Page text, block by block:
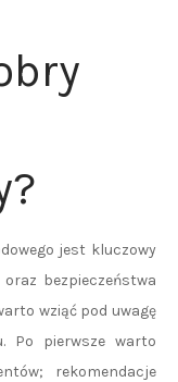
jest kluczowy
bezpieczeństwa
wziąć pod uwagę
Po pierwsze warto
rekomendacje